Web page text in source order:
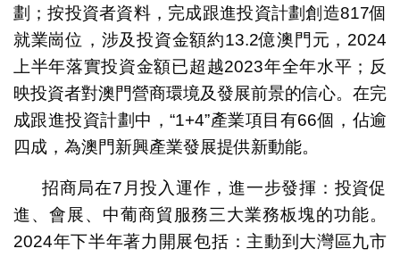
2024年上半年招商會展工作總結
劃；按投資者資料，完成跟進投資計劃創造817個
就業崗位，涉及投資金額約13.2億澳門元，2024
上半年落實投資金額已超越2023年全年水平；反
映投資者對澳門營商環境及發展前景的信心。在完
成跟進投資計劃中，“1+4”產業項目有66個，佔逾
四成，為澳門新興產業發展提供新動能。
招商局在7月投入運作，進一步發揮：投資促
進、會展、中葡商貿服務三大業務板塊的功能。
2024年下半年著力開展包括：主動到大灣區九市